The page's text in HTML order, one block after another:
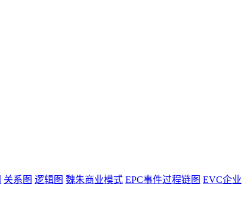
关系图 逻辑图 魏朱商业模式 EPC事件过程链图 EVC企业